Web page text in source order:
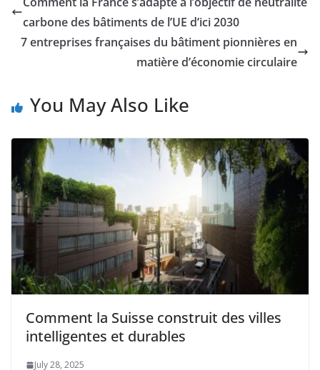
carbone des bâtiments de l’UE d’ici 2030
7 entreprises françaises du bâtiment pionnières en
matière d’économie circulaire
You May Also Like
Comment la Suisse construit des villes
intelligentes et durables
July 28, 2025